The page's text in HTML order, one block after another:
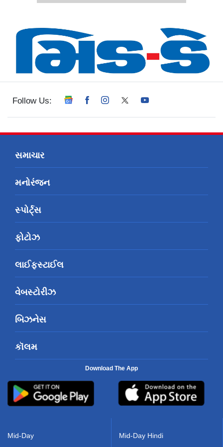
Follow Us:
સમાચાર
મનોરંજન
સ્પોર્ટ્સ
ફોટોઝ
લાઈફસ્ટાઈલ
વેબસ્ટોરીઝ
બિઝનેસ
કૉલમ
Download The App
Mid-Day Mid-Day Hindi